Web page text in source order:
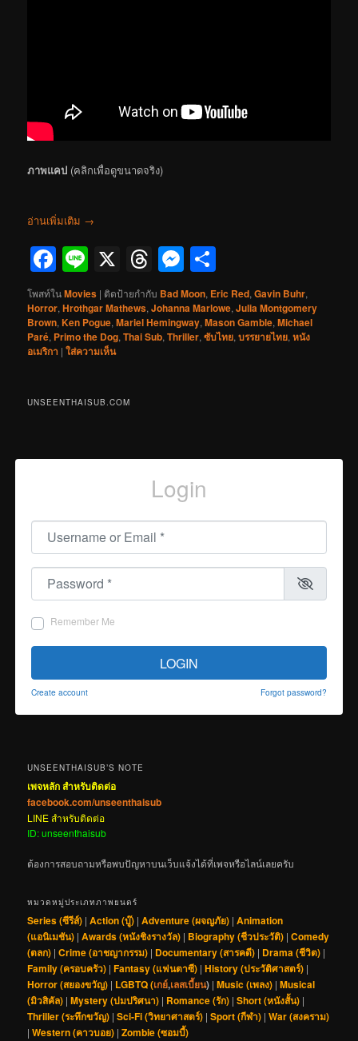
ภาพแคป (คลิกเพื่อดูขนาดจริง)
อ่านเพิ่มเติม →
Facebook
Line
X Threads
Messenger
โพสท์ในMovies | ติดป้ายกำกับ Bad Moon, Eric Red,Gavin Buhr,
Horror,Hrothgar Mathews,Johanna Marlowe,Julia Montgomery
Brown,Ken Pogue,Mariel Hemingway,Mason Gamble,Michael
Paré, Primo the Dog,Thai Sub,Thriller,ซับไทย,บรรยายไทย,หนัง
อเมริกา |ใส่ความเห็น
UNSEENTHAISUB.COM
Login
Username or Email
Password
Remember Me
LOGIN
Create account Forgot password?
UNSEENTHAISUB’S NOTE
เพจหลัก สำหรับติดต่อ
facebook.com/unseenthaisub
LINE สำหรับติดต่อ
ID: unseenthaisub
ต้องการสอบถามหรือพบปัญหาบนเว็บแจ้งได้ที่เพจหรือไลน์เลยครับ
หมวดหมู่ประเภทภาพยนตร์
Series (ซีรีส์) |Action (บู๊) |Adventure (ผจญภัย) |Animation
(แอนิเมชัน) |Awards (หนังชิงรางวัล) | Biography (ชีวประวัติ) |Comedy
(ตลก) |Crime (อาชญากรรม) | Documentary (สารคดี) | Drama (ชีวิต) |
Family (ครอบครัว) |Fantasy (แฟนตาซี) |History (ประวัติศาสตร์) |
Horror (สยองขวัญ) | LGBTQ (เกย์,เลสเบี้ยน) |Music (เพลง) |Musical
(มิวสิคัล) |Mystery (ปมปริศนา) | Romance (รัก) |Short (หนังสั้น) |
Thriller (ระทึกขวัญ) |Sci-Fi (วิทยาศาสตร์) |Sport (กีฬา) |War (สงคราม)
|Western (คาวบอย) |Zombie (ซอมบี้)